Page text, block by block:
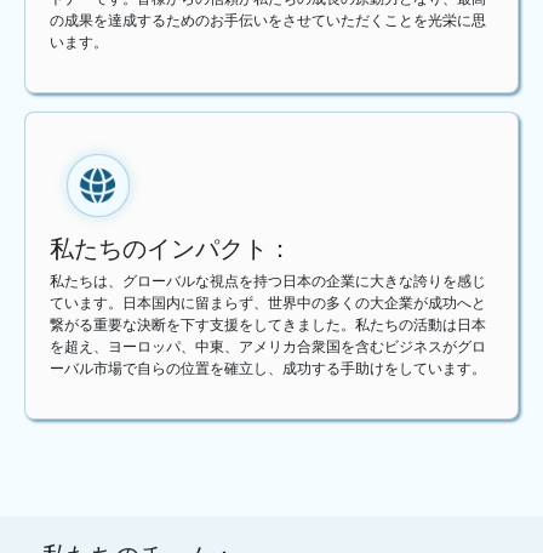
の成果を達成するためのお手伝いをさせていただくことを光栄に思
います。
私たちのインパクト：
私たちは、グローバルな視点を持つ日本の企業に大きな誇りを感じ
ています。日本国内に留まらず、世界中の多くの大企業が成功へと
繋がる重要な決断を下す支援をしてきました。私たちの活動は日本
を超え、ヨーロッパ、中東、アメリカ合衆国を含むビジネスがグロ
ーバル市場で自らの位置を確立し、成功する手助けをしています。